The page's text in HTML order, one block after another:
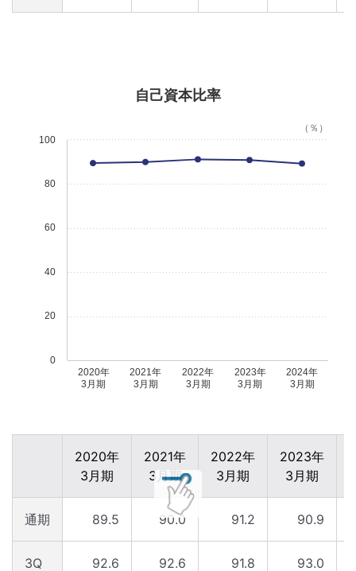
自己資本比率
2020年
3月期
2021年
3月期
2022年
3月期
2023年
3月期
2024年
3月期
0
20
40
60
80
100
（％）
2020年
3月期
2021年
3月期
2022年
3月期
2023年
3月期
通期 89.5 90.0 91.2 90.9
3Q 92.6 92.6 91.8 93.0